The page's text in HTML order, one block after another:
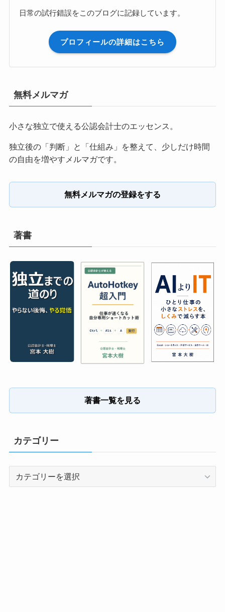
日常の試行錯誤をこのブログに記録しています。
プロフィールの詳細はこちら
無料メルマガ
小さな独立で使える公認会計士のエッセンス。
独立後の「判断」と「仕組み」を整えて、少しだけ時間
の自由を増やすメルマガです。
無料メルマガの登録をする
著書
著書一覧を見る
カテゴリー